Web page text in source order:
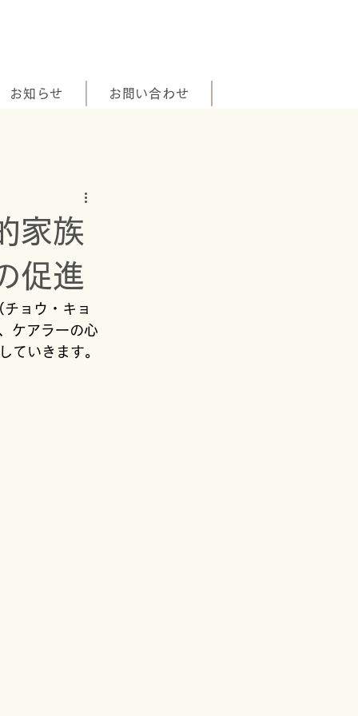
お知らせ お問い合わせ
家族
促進
ョウ・キョ
ケアラーの心
ていきます。